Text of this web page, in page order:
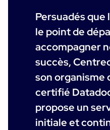
Supervision SLA et impact
700+ Connecteurs
Fonctionnalités
Log Management
Collecte intelligente de
Enrichissement et profilage
Alertes et notifications
Maîtrise des coûts intégrée
Digital Experience
STM & RUM
Analyse détaillée de la
Correction rapide des
Tableaux de bord métier &
SOLUTIONS
Centreon Infra
Persuadés
le point de
accompagner
succès,
son organisme
certifié
propose un
initiale et